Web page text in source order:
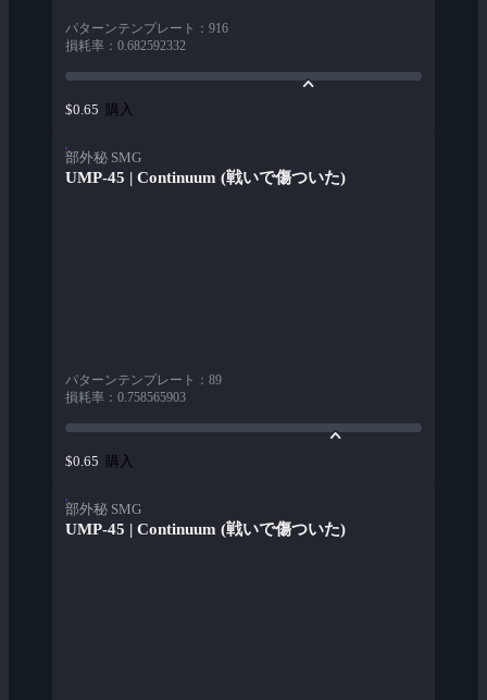
パターンテンプレート ： 916
損耗率 ： 0.682592332
$0.65 購入
部外秘 SMG
UMP-45 | Continuum (戦いで傷ついた)
パターンテンプレート ： 89
損耗率 ： 0.758565903
$0.65 購入
部外秘 SMG
UMP-45 | Continuum (戦いで傷ついた)